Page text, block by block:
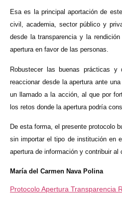
Esa es la principal aportación de
civil, academia, sector público y
desde la transparencia y la
apertura en favor de las personas.
Robustecer las buenas prácticas
reaccionar desde la apertura ante
un llamado a la acción, al que por
los retos donde la apertura podría
De esta forma, el presente protocolo
sin importar el tipo de institución en
apertura de información y contribuir
María del Carmen Nava Polina
Protocolo Apertura Transparencia